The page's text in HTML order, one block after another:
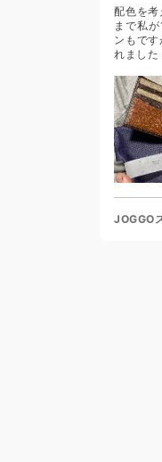
配色を
まで私
ンもで
れまし
JOGGO